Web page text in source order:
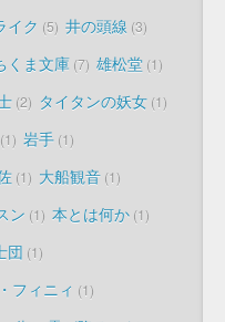
イク 5 井の頭線 3
くま文庫 7 雄松堂 1
2 タイタンの妖女 1
1 岩手 1
1 大船観音 1
ン 1 本とは何か 1
団 1
フィニィ 1